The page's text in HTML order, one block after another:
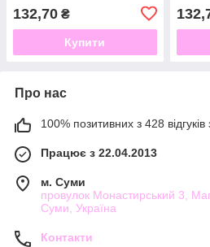
132,70 ₴
Купити
Про нас
100% позитивних з 428 відгуків
Працює з 22.04.2013
м. Суми
провулок Монастирський 3,
Суми, Україна
Контакти